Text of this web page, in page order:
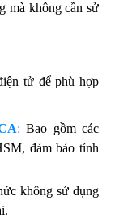
mà không cần sử
tử để phù hợp
: Bao gồm các
đảm bảo tính
không sử dụng